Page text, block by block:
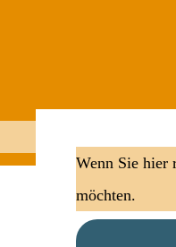
Wenn Sie hier
möchten.